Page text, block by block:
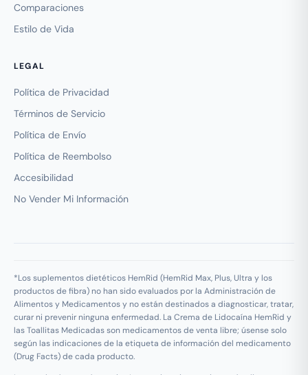
Comparaciones
Estilo de Vida
LEGAL
Política de Privacidad
Términos de Servicio
Política de Envío
Política de Reembolso
Accesibilidad
No Vender Mi Información
*Los suplementos dietéticos HemRid (HemRid Max, Plus, Ultra y los
productos de fibra) no han sido evaluados por la Administración de
Alimentos y Medicamentos y no están destinados a diagnosticar, tratar,
curar ni prevenir ninguna enfermedad. La Crema de Lidocaína HemRid y
las Toallitas Medicadas son medicamentos de venta libre; úsense solo
según las indicaciones de la etiqueta de información del medicamento
(Drug Facts) de cada producto.